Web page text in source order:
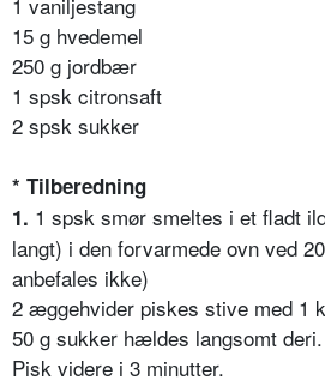
15 g hvedemel
250 g jordbær
1 spsk citronsaft
2 spsk sukker
* Tilberedning
1. 1 spsk smør smeltes i et fladt
langt) i den forvarmede ovn ved
anbefales ikke)
2 æggehvider piskes stive med 1
50 g sukker hældes langsomt deri.
Pisk videre i 3 minutter.